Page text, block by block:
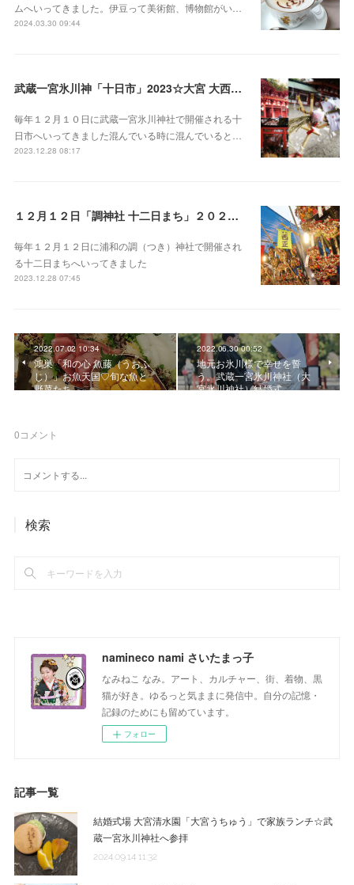
ムへいってきました。伊豆って美術館、博物館がい…
2024.03.30 09:44
武蔵一宮氷川神「十日市」2023☆大宮 大西屋酒店で甘酒
毎年１２月１０日に武蔵一宮氷川神社で開催される十
日市へいってきました混んでいる時に混んでいると…
2023.12.28 08:17
１２月１２日「調神社 十二日まち」２０２３ 浦和
毎年１２月１２日に浦和の調（つき）神社で開催され
る十二日まちへいってきました
2023.12.28 07:45
2022.07.02 10:34
鴻巣「和の心 魚藤（うおふ
じ）」お魚天国♡旬な魚と
野菜たち
2022.06.30 00:52
地元お氷川様で幸せを誓
う。武蔵一宮氷川神社（大
宮氷川神社）結婚式
0コメント
検索
namineco nami さいたまっ子
なみねこ なみ。アート、カルチャー、街、着物、黒
猫が好き。ゆるっと気ままに発信中。自分の記憶・
記録のためにも留めています。
フォロー
記事一覧
結婚式場 大宮清水園「大宮うちゅう」で家族ランチ☆武
蔵一宮氷川神社へ参拝
2024.09.14 11:32